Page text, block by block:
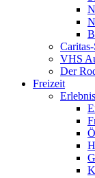
VHS
Der
Freizeit